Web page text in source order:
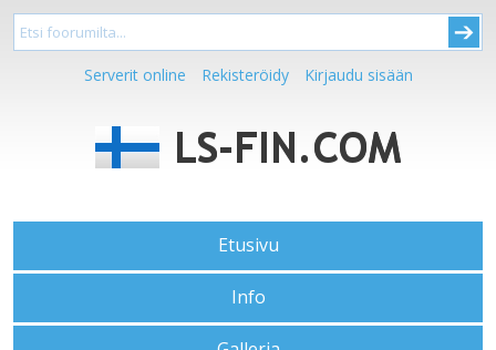
Serverit online Rekisteröidy Kirjaudu sisään
Etusivu
Info